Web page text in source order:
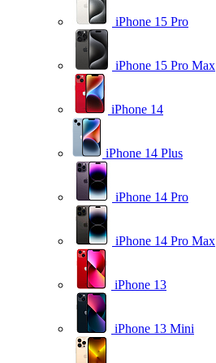
iPhone 15 Pro
iPhone 15 Pro Max
iPhone 14
iPhone 14 Plus
iPhone 14 Pro
iPhone 14 Pro Max
iPhone 13
iPhone 13 Mini